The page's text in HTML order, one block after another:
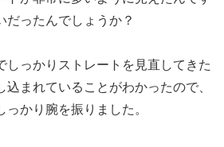
だったんでしょうか？
しっかりストレートを見直してきた
まれていることがわかったので、
かり腕を振りました。